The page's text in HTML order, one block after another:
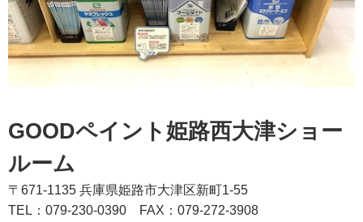
GOODペイント姫路西大津ショー
ルーム
〒671-1135 兵庫県姫路市大津区新町1-55
TEL：079-230-0390
FAX：079-272-3908